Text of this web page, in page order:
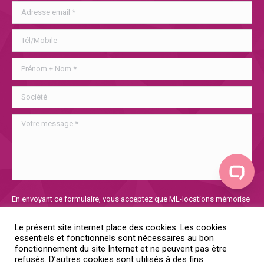
laisser
champ
vide.
En envoyant ce formulaire, vous acceptez que ML-locations mémorise
vous voulez en savoir plus sur notre politique de confidentialité, vous
la trouverezici
Le présent site internet place des cookies. Les cookies
essentiels et fonctionnels sont nécessaires au bon
fonctionnement du site Internet et ne peuvent pas être
refusés. D’autres cookies sont utilisés à des fins